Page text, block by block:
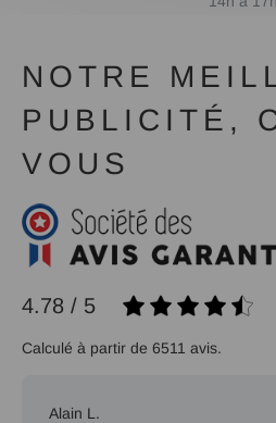
NOTRE
PUBLICITÉ,
VOUS
4.78 / 5
Calculé à partir de 6511 avis.
Alain L.